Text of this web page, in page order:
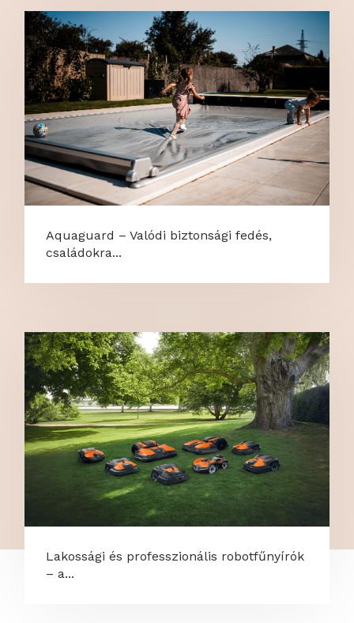
Aquaguard – Valódi biztonsági fedés,
családokra...
Lakossági és professzionális robotfűnyírók
– a...